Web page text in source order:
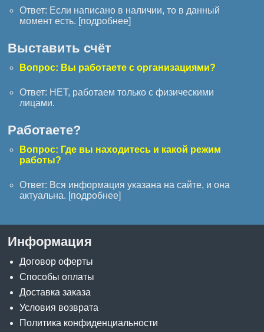
Ответ: Если написано в наличии, то в данный
момент есть. [подробнее]
Выставить счёт
Вопрос: Вы работаете с организациями?
Ответ: НЕТ, работаем только с физическими
лицами.
Работаете?
Вопрос: Где вы находитесь и какой режим
работы?
Ответ: Вся информация указана на сайте, и она
актуальна. [подробнее]
Информация
Договор оферты
Способы оплаты
Доставка заказа
Условия возврата
Политика конфиденциальности